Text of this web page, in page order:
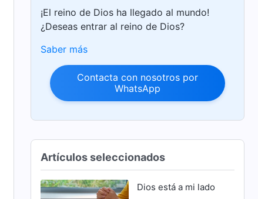
¡El reino de Dios ha llegado al mundo!
¿Deseas entrar al reino de Dios?
Saber más
Contacta con nosotros por
WhatsApp
Artículos seleccionados
Dios está a mi lado